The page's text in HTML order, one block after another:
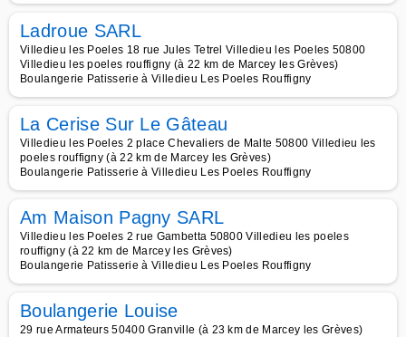
Ladroue SARL
Villedieu les Poeles 18 rue Jules Tetrel Villedieu les Poeles 50800
Villedieu les poeles rouffigny (à 22 km de Marcey les Grèves)
Boulangerie Patisserie à Villedieu Les Poeles Rouffigny
La Cerise Sur Le Gâteau
Villedieu les Poeles 2 place Chevaliers de Malte 50800 Villedieu les
poeles rouffigny (à 22 km de Marcey les Grèves)
Boulangerie Patisserie à Villedieu Les Poeles Rouffigny
Am Maison Pagny SARL
Villedieu les Poeles 2 rue Gambetta 50800 Villedieu les poeles
rouffigny (à 22 km de Marcey les Grèves)
Boulangerie Patisserie à Villedieu Les Poeles Rouffigny
Boulangerie Louise
29 rue Armateurs 50400 Granville (à 23 km de Marcey les Grèves)